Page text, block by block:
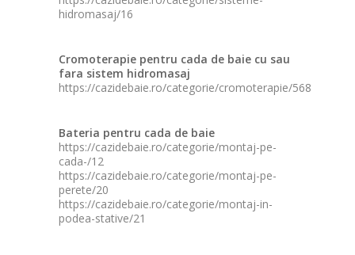
hidromasaj/16
Cromoterapie pentru cada de baie cu sau
fara sistem hidromasaj
https://cazidebaie.ro/categorie/cromoterapie/568
Bateria pentru cada de baie
https://cazidebaie.ro/categorie/montaj-pe-
cada-/12
https://cazidebaie.ro/categorie/montaj-pe-
perete/20
https://cazidebaie.ro/categorie/montaj-in-
podea-stative/21